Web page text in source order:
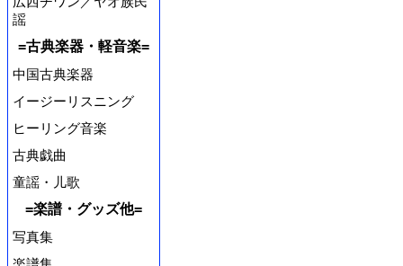
謡
=古典楽器・軽音楽=
中国古典楽器
イージーリスニング
ヒーリング音楽
古典戯曲
童謡・儿歌
=楽譜・グッズ他=
写真集